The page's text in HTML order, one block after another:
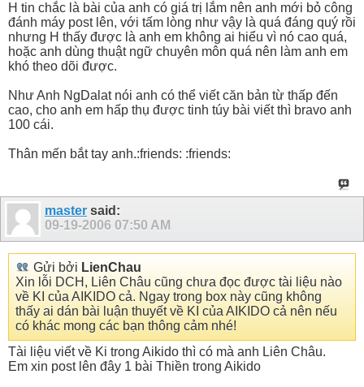
H tin chắc là bài của anh có giá trị lắm nên anh mới bỏ công
đánh máy post lên, với tấm lòng như vậy là quá đáng quý rồi
nhưng H thấy được là anh em không ai hiểu vì nó cao quá,
hoặc anh dùng thuật ngữ chuyên môn quá nên làm anh em
khó theo dõi được.
Như Anh NgDalat nói anh có thể viết căn bản từ thấp đến
cao, cho anh em hấp thụ được tinh túy bài viết thì bravo anh
100 cái.
Thân mến bắt tay anh.:friends: :friends:
master said:
09-19-2006 07:50 AM
Gửi bởi LienChau
Xin lỗi DCH, Liên Châu cũng chưa đọc được tài liệu nào
về KI của AIKIDO cả. Ngay trong box này cũng không
thấy ai dán bài luận thuyết về KI của AIKIDO cả nên nếu
có khác mong các bạn thông cảm nhé!
Tài liệu viết về Ki trong Aikido thì có mà anh Liên Châu.
Em xin post lên đây 1 bài Thiền trong Aikido